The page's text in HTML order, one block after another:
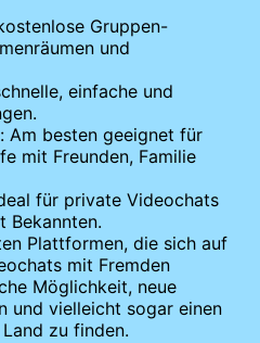
Gruppen-
und
einfache und
Am besten geeignet für
mit Freunden, Familie
für private Videochats
Bekannten.
Plattformen, die sich auf
mit Fremden
Möglichkeit, neue
und vielleicht sogar einen
zu finden.